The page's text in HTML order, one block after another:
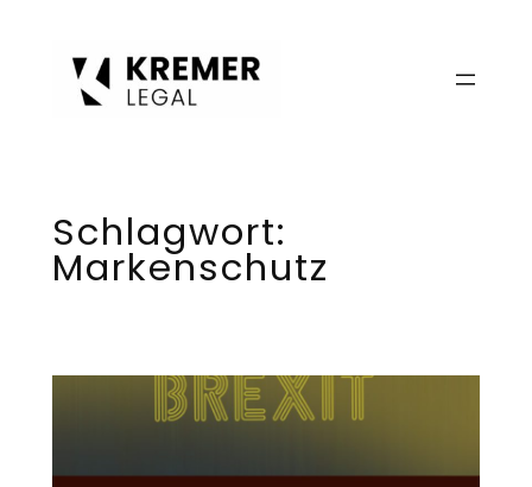
Schlagwort:
Markenschutz